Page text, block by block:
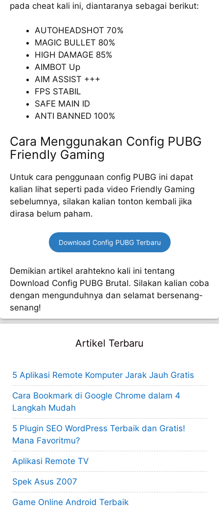
pada cheat kali ini, diantaranya sebagai berikut:
AUTOHEADSHOT 70%
MAGIC BULLET 80%
HIGH DAMAGE 85%
AIMBOT Up
AIM ASSIST +++
FPS STABIL
SAFE MAIN ID
ANTI BANNED 100%
Cara Menggunakan Config PUBG
Friendly Gaming
Untuk cara penggunaan config PUBG ini dapat
kalian lihat seperti pada video Friendly Gaming
sebelumnya, silakan kalian tonton kembali jika
dirasa belum paham.
Download Config PUBG Terbaru
Demikian artikel arahtekno kali ini tentang
Download Config PUBG Brutal. Silakan kalian coba
dengan mengunduhnya dan selamat bersenang-
senang!
Artikel Terbaru
5 Aplikasi Remote Komputer Jarak Jauh Gratis
Cara Bookmark di Google Chrome dalam 4
Langkah Mudah
5 Plugin SEO WordPress Terbaik dan Gratis!
Mana Favoritmu?
Aplikasi Remote TV
Spek Asus Z007
Game Online Android Terbaik